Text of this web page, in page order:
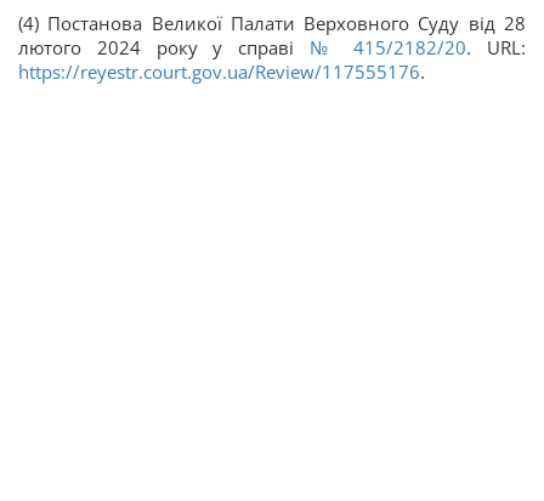
(4) Постанова Великої Палати Верховного Суду від 28
лютого 2024 року у справі № 415/2182/20. URL:
https://reyestr.court.gov.ua/Review/117555176.